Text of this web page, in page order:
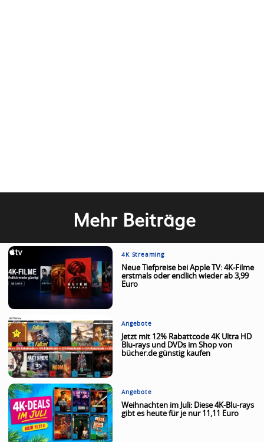
Mehr Beiträge
4K Streaming
Neue Tiefpreise bei Apple TV: 4K-Filme
erstmals oder endlich wieder ab 3,99
Euro
Angebote
Jetzt mit 12% Rabattcode 4K Ultra HD
Blu-rays und DVDs im Shop von
bücher.de günstig kaufen
Angebote
Weihnachten im Juli: Diese 4K-Blu-rays
gibt es heute für je nur 11,11 Euro